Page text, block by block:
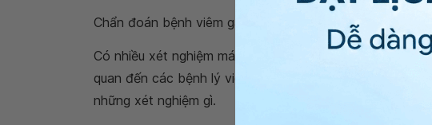
Chẩn đoán bệnh viêm gan tự miễn bằng các xét nghiệm
Có nhiều xét nghiệm máu được dùng để đánh giá tình
quan đến các bệnh lý viêm gan tự miễn. Các bác sĩ
những xét nghiệm gì.